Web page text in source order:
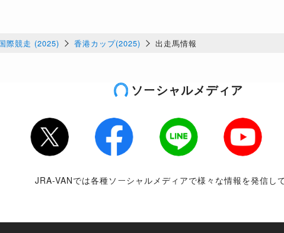
際競走 (2025) 香港カップ(2025) 出走馬情報
ソーシャルメディア
Twitter LINE Youtube
JRA-VANでは各種ソーシャルメディアで様々な情報を発信して